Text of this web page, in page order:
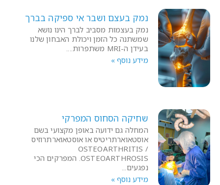
נמק בעצם ושבר אי ספיקה בברך
נמק בעצמות מסביב לברך הינו נושא
שמשתנה כל הזמן ויכולת האבחון שלנו
בעידן ה-MRI משתפרות.
מידע נוסף »
שחיקה הסחוס המפרקי
המחלה גם ידועה באופן מקצועי בשם
אוסטאוארתריטיס או אוסטאוארתרוזיס
OSTEOARTHRITIS /
OSTEOARTHROSIS. המפרקים הכי
נפגעים
מידע נוסף »